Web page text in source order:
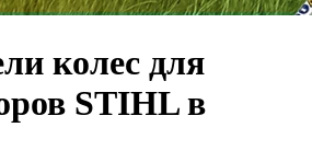
колес для
STIHL в